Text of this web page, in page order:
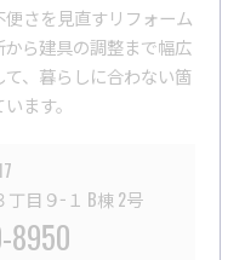
さを見直すリフォーム
ら建具の調整まで幅広
、暮らしに合わない箇
ます。
目９−１ B棟 2号
8950